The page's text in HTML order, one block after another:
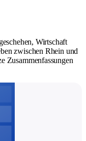
Wirtschaft
zwischen Rhein und
Zusammenfassungen